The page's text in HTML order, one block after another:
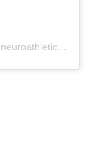
A post shared by Neuro Athletic Training (@neuroathletictraining)